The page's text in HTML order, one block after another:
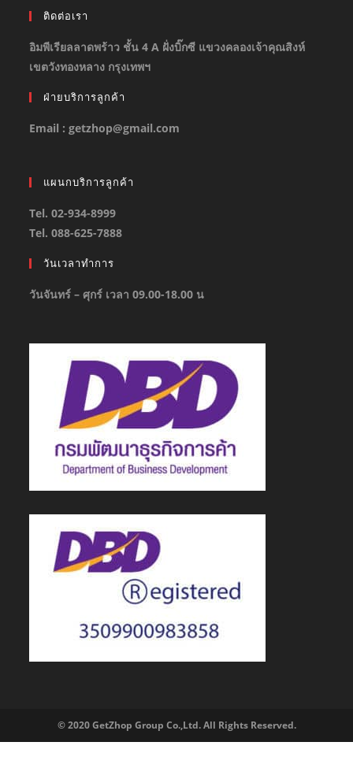
ติดต่อเรา
อิมพีเรียลลาดพร้าว ชั้น 4 A ฝั่งบิ๊กซี แขวงคลองเจ้าคุณสิงห์
เขตวังทองหลาง กรุงเทพฯ
ฝ่ายบริการลูกค้า
Email : getzhop@gmail.com
แผนกบริการลูกค้า
Tel. 02-934-8999
Tel. 088-625-7888
วันเวลาทำการ
วันจันทร์ – ศุกร์ เวลา 09.00-18.00 น
© 2020 GetZhop Group Co.,Ltd. All Rights Reserved.